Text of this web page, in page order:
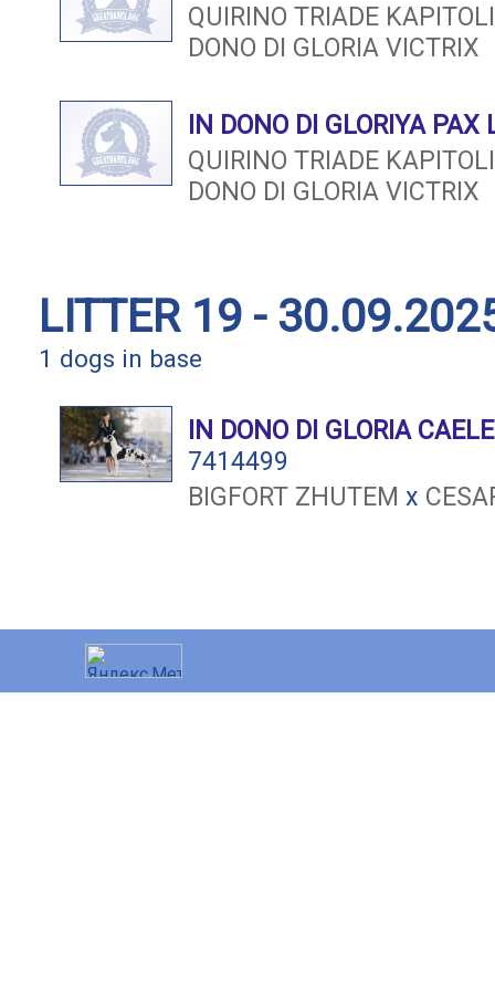
QUIRINO TRIADE
DONO DI GLORIA VICTRIX
IN DONO DI GLORIYA PAX
QUIRINO TRIADE
DONO DI GLORIA VICTRIX
LITTER 19 -
1 dogs in base
IN DONO DI GLORIA
7414499
BIGFORT ZHUTEM x